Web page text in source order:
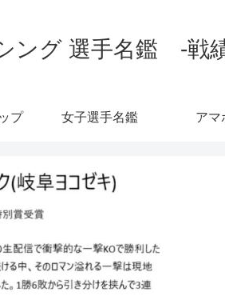
ング 選手名鑑 -戦
プ 女子選手名鑑 アマ